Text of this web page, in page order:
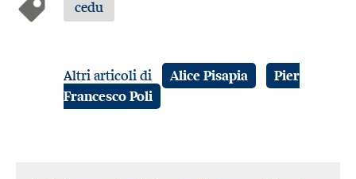
cedu
Altri articoli di Alice Pisapia
Pier
Francesco Poli